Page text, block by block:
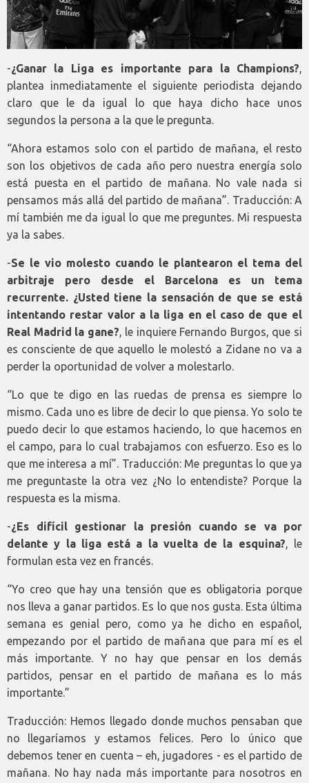
-¿Ganar la Liga es importante para la Champions?,
plantea inmediatamente el siguiente periodista dejando
claro que le da igual lo que haya dicho hace unos
segundos la persona a la que le pregunta.
“Ahora estamos solo con el partido de mañana, el resto
son los objetivos de cada año pero nuestra energía solo
está puesta en el partido de mañana. No vale nada si
pensamos más allá del partido de mañana”. Traducción: A
mí también me da igual lo que me preguntes. Mi respuesta
ya la sabes.
-Se le vio molesto cuando le plantearon el tema del
arbitraje pero desde el Barcelona es un tema
recurrente. ¿Usted tiene la sensación de que se está
intentando restar valor a la liga en el caso de que el
Real Madrid la gane?, le inquiere Fernando Burgos, que si
es consciente de que aquello le molestó a Zidane no va a
perder la oportunidad de volver a molestarlo.
“Lo que te digo en las ruedas de prensa es siempre lo
mismo. Cada uno es libre de decir lo que piensa. Yo solo te
puedo decir lo que estamos haciendo, lo que hacemos en
el campo, para lo cual trabajamos con esfuerzo. Eso es lo
que me interesa a mí”. Traducción: Me preguntas lo que ya
me preguntaste la otra vez ¿No lo entendiste? Porque la
respuesta es la misma.
-¿Es difícil gestionar la presión cuando se va por
delante y la liga está a la vuelta de la esquina?, le
formulan esta vez en francés.
“Yo creo que hay una tensión que es obligatoria porque
nos lleva a ganar partidos. Es lo que nos gusta. Esta última
semana es genial pero, como ya he dicho en español,
empezando por el partido de mañana que para mí es el
más importante. Y no hay que pensar en los demás
partidos, pensar en el partido de mañana es lo más
importante.”
Traducción: Hemos llegado donde muchos pensaban que
no llegaríamos y estamos felices. Pero lo único que
debemos tener en cuenta – eh, jugadores - es el partido de
mañana. No hay nada más importante para nosotros en